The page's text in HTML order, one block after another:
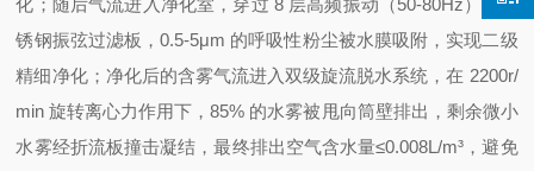
化；随后气流进入净化室，穿过 8 层高频振动（50-80Hz）的不
锈钢振弦过滤板，0.5-5μm 的呼吸性粉尘被水膜吸附，实现二级
精细净化；净化后的含雾气流进入双级旋流脱水系统，在 2200r/
min 旋转离心力作用下，85% 的水雾被甩向筒壁排出，剩余微小
水雾经折流板撞击凝结，最终排出空气含水量≤0.008L/m³，避免